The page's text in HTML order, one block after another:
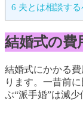
6 夫とは相談する
結婚式の費
結婚式にかかる
ります。一昔前
ぶ“派手婚”は減少